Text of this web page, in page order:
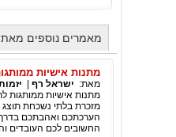
מאמרים נוספים
מתנות אישיות
מאת: ישראל רף
מתנות אישיות ממותגות
מזכרת בלתי נשכחת
החשובים לכם העובדים